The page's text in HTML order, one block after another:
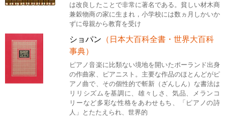
は改良したことで非常に著名である。貧しい材木商
兼穀物商の家に生まれ，小学校には数ヵ月しかいか
ずに母親から教育を受け
ショパン （日本大百科全書・世界大百科
事典）
ピアノ音楽に比類ない境地を開いたポーランド出身
の作曲家、ピアニスト。主要な作品のほとんどがピ
アノ曲で、その個性的で斬新（ざんしん）な書法は
リリシズムを基調に、雄々しさ、気品、メランコ
リーなど多彩な性格をあわせもち、「ピアノの詩
人」とたたえられ、世界的